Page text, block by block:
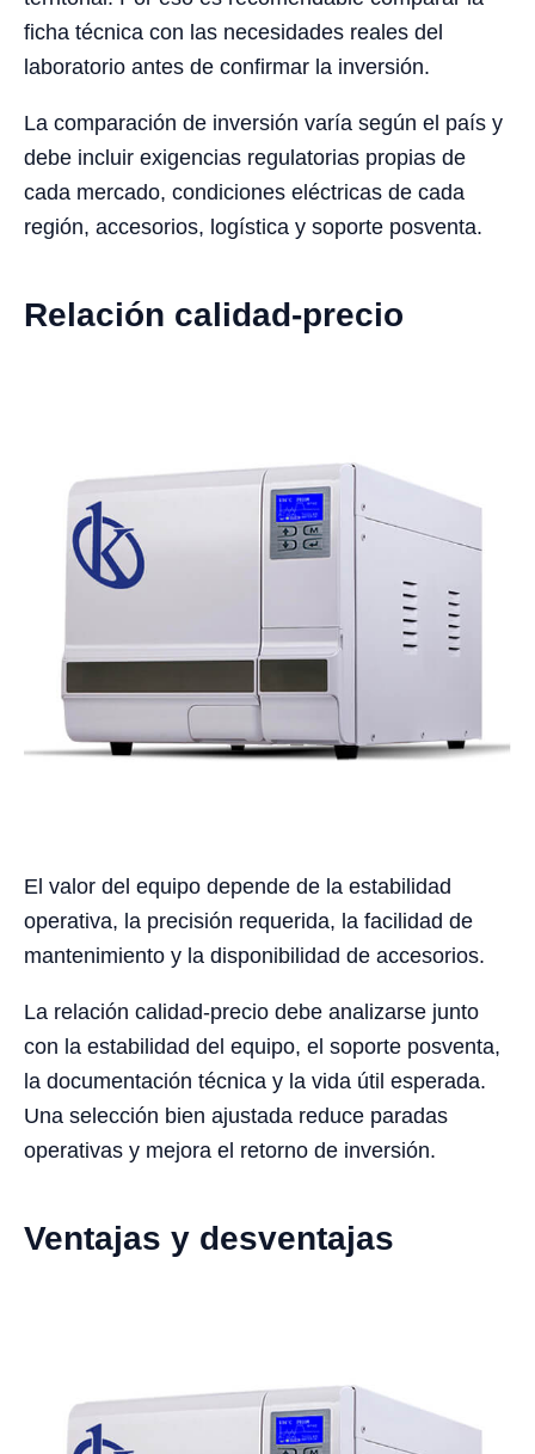
ficha técnica con las necesidades reales del
laboratorio antes de confirmar la inversión.
La comparación de inversión varía según el país y
debe incluir exigencias regulatorias propias de
cada mercado, condiciones eléctricas de cada
región, accesorios, logística y soporte posventa.
Relación calidad-precio
El valor del equipo depende de la estabilidad
operativa, la precisión requerida, la facilidad de
mantenimiento y la disponibilidad de accesorios.
La relación calidad-precio debe analizarse junto
con la estabilidad del equipo, el soporte posventa,
la documentación técnica y la vida útil esperada.
Una selección bien ajustada reduce paradas
operativas y mejora el retorno de inversión.
Ventajas y desventajas